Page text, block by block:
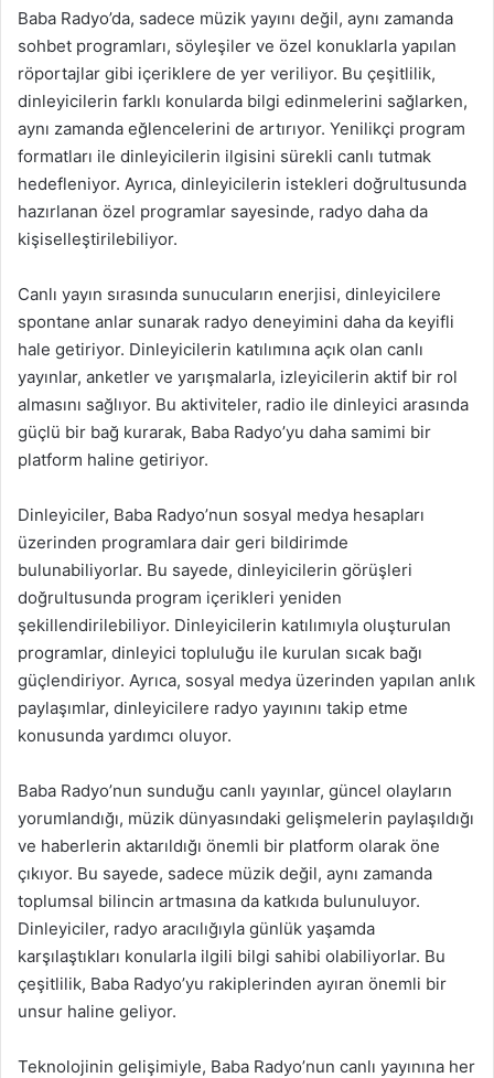
Baba Radyo’da, sadece müzik yayını değil, aynı zamanda
sohbet programları, söyleşiler ve özel konuklarla yapılan
röportajlar gibi içeriklere de yer veriliyor. Bu çeşitlilik,
dinleyicilerin farklı konularda bilgi edinmelerini sağlarken,
aynı zamanda eğlencelerini de artırıyor. Yenilikçi program
formatları ile dinleyicilerin ilgisini sürekli canlı tutmak
hedefleniyor. Ayrıca, dinleyicilerin istekleri doğrultusunda
hazırlanan özel programlar sayesinde, radyo daha da
kişiselleştirilebiliyor.
Canlı yayın sırasında sunucuların enerjisi, dinleyicilere
spontane anlar sunarak radyo deneyimini daha da keyifli
hale getiriyor. Dinleyicilerin katılımına açık olan canlı
yayınlar, anketler ve yarışmalarla, izleyicilerin aktif bir rol
almasını sağlıyor. Bu aktiviteler, radio ile dinleyici arasında
güçlü bir bağ kurarak, Baba Radyo’yu daha samimi bir
platform haline getiriyor.
Dinleyiciler, Baba Radyo’nun sosyal medya hesapları
üzerinden programlara dair geri bildirimde
bulunabiliyorlar. Bu sayede, dinleyicilerin görüşleri
doğrultusunda program içerikleri yeniden
şekillendirilebiliyor. Dinleyicilerin katılımıyla oluşturulan
programlar, dinleyici topluluğu ile kurulan sıcak bağı
güçlendiriyor. Ayrıca, sosyal medya üzerinden yapılan anlık
paylaşımlar, dinleyicilere radyo yayınını takip etme
konusunda yardımcı oluyor.
Baba Radyo’nun sunduğu canlı yayınlar, güncel olayların
yorumlandığı, müzik dünyasındaki gelişmelerin paylaşıldığı
ve haberlerin aktarıldığı önemli bir platform olarak öne
çıkıyor. Bu sayede, sadece müzik değil, aynı zamanda
toplumsal bilincin artmasına da katkıda bulunuluyor.
Dinleyiciler, radyo aracılığıyla günlük yaşamda
karşılaştıkları konularla ilgili bilgi sahibi olabiliyorlar. Bu
çeşitlilik, Baba Radyo’yu rakiplerinden ayıran önemli bir
unsur haline geliyor.
Teknolojinin gelişimiyle, Baba Radyo’nun canlı yayınına her